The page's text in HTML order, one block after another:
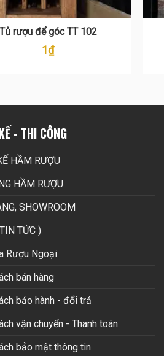
Tủ rượu để góc TT 102
1₫
- THI CÔNG
HẦM RƯỢU
HẦM RƯỢU
SHOWROOM
TỨC )
Rượu Ngoại
bán hàng
bảo hành - đổi trả
vận chuyển - Thanh toán
bảo mật thông tin